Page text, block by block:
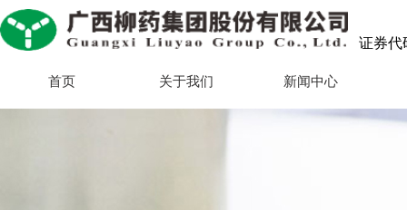
证券代
首页 关于我们 新闻中心